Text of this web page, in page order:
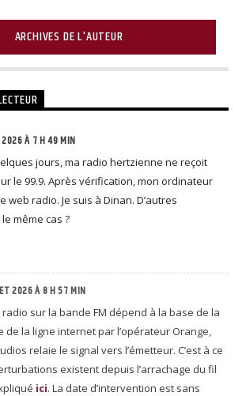
ARCHIVES DE L'AUTEUR
2026 À 7 H 49 MIN
jours, ma radio hertzienne ne reçoit
le 99.9. Après vérification, mon ordinateur
web radio. Je suis à Dinan. D’autres
même cas ?
2026 À 8 H 57 MIN
sur la bande FM dépend à la base de la
de la ligne internet par l’opérateur Orange,
relaie le signal vers l’émetteur. C’est à ce
existent depuis l’arrachage du fil
ici. La date d’intervention est sans